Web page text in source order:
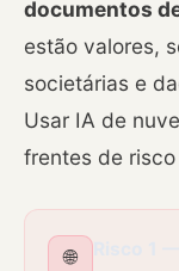
documentos
estão valores,
societárias e
Usar IA de
frentes de
🌐